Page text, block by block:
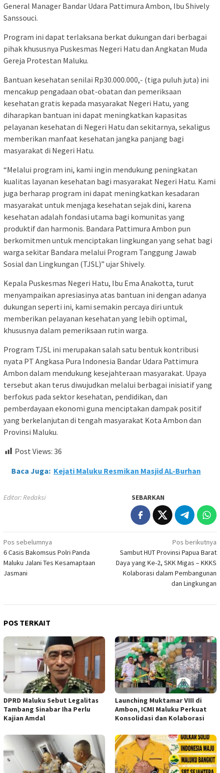
General Manager Bandar Udara Pattimura Ambon, Ibu Shively
Sanssouci.
Program ini dapat terlaksana berkat dukungan dari berbagai
pihak khususnya Puskesmas Negeri Hatu dan Angkatan Muda
Gereja Protestan Maluku.
Bantuan kesehatan senilai Rp30.000.000,- (tiga puluh juta) ini
mencakup pengadaan obat-obatan dan pemeriksaan
kesehatan gratis kepada masyarakat Negeri Hatu, yang
diharapkan bantuan ini dapat meningkatkan kapasitas
pelayanan kesehatan di Negeri Hatu dan sekitarnya, sekaligus
memberikan manfaat kesehatan jangka panjang bagi
masyarakat di Negeri Hatu.
“Melalui program ini, kami ingin mendukung peningkatan
kualitas layanan kesehatan bagi masyarakat Negeri Hatu. Kami
juga berharap program ini dapat meningkatkan kesadaran
masyarakat untuk menjaga kesehatan sejak dini, karena
kesehatan adalah fondasi utama bagi komunitas yang
produktif dan harmonis. Bandara Pattimura Ambon pun
berkomitmen untuk menciptakan lingkungan yang sehat bagi
warga sekitar Bandara melalui Program Tanggung Jawab
Sosial dan Lingkungan (TJSL)” ujar Shively.
Kepala Puskesmas Negeri Hatu, Ibu Ema Anakotta, turut
menyampaikan apresiasinya atas bantuan ini dengan adanya
dukungan seperti ini, kami semakin percaya diri untuk
memberikan pelayanan kesehatan yang lebih optimal,
khususnya dalam pemeriksaan rutin warga.
Program TJSL ini merupakan salah satu bentuk kontribusi
nyata PT Angkasa Pura Indonesia Bandar Udara Pattimura
Ambon dalam mendukung kesejahteraan masyarakat. Upaya
tersebut akan terus diwujudkan melalui berbagai inisiatif yang
berfokus pada sektor kesehatan, pendidikan, dan
pemberdayaan ekonomi guna menciptakan dampak positif
yang berkelanjutan di tengah masyarakat Kota Ambon dan
Provinsi Maluku.
Post Views: 36
Baca Juga: Kejati Maluku Resmikan Masjid AL-Burhan
Editor: Redaksi SEBARKAN
Navigasi
pos
Pos sebelumnya
6 Casis Bakomsus Polri Panda
Maluku Jalani Tes Kesamaptaan
Jasmani
Pos berikutnya
Sambut HUT Provinsi Papua Barat
Daya yang Ke-2, SKK Migas – KKKS
Kolaborasi dalam Pembangunan
dan Lingkungan
POS TERKAIT
DPRD Maluku Sebut Legalitas
Tambang Sinabar Iha Perlu
Kajian Amdal
Launching Muktamar VIII di
Ambon, ICMI Maluku Perkuat
Konsolidasi dan Kolaborasi